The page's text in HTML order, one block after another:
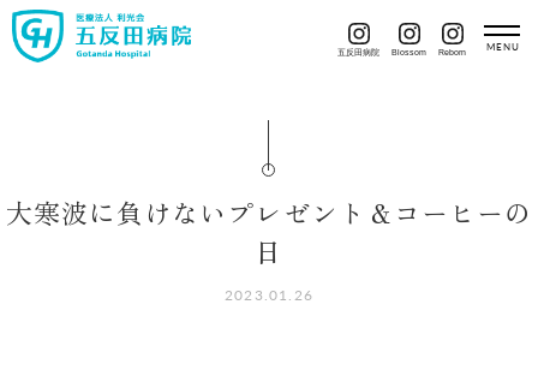
五反田病院 Blossom Reborn
大寒波に負けないプレゼント＆コーヒーの
日
2023.01.26